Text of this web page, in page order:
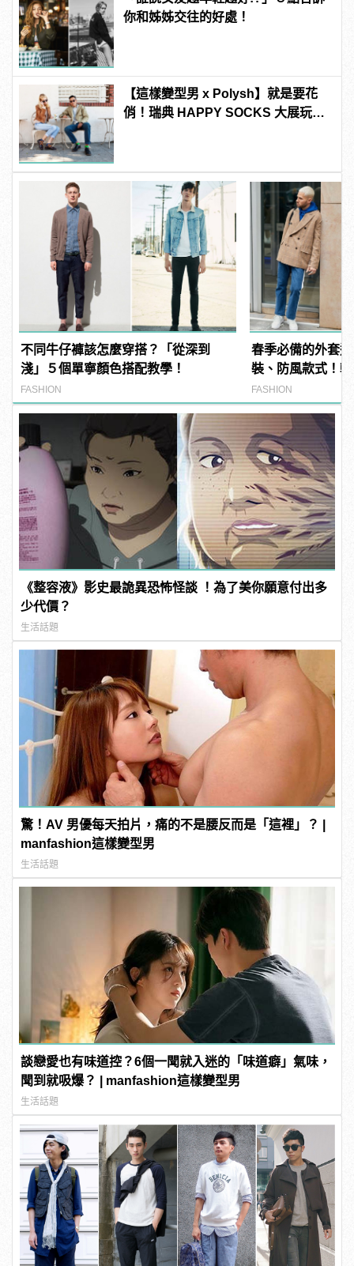
你和姊姊交往的好處！
【這樣變型男 x Polysh】就是要花
俏！瑞典 HAPPY SOCKS 大展玩心
不同牛仔褲該怎麼穿搭？「從深到
淺」５個單寧顏色搭配教學！
FASHION
春季必備的外套
裝、防風款式！
層次
FASHION
《整容液》影史最詭異恐怖怪談 ！為了美你願意付出多
少代價？
生活話題
驚！AV 男優每天拍片，痛的不是腰反而是「這裡」？ |
manfashion這樣變型男
生活話題
談戀愛也有味道控？6個一聞就入迷的「味道癖」氣味，
聞到就吸爆？ | manfashion這樣變型男
生活話題